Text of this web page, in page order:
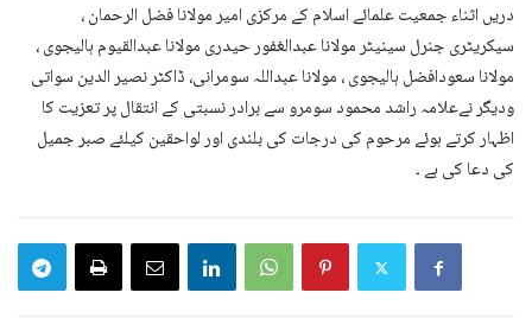
دریں اثناء جمعیت علمائے اسلام کے مرکزی امیر مولانا فضل الرحمان ،
سیکریٹری جنرل سینیٹر مولانا عبدالغفور حیدری مولانا عبدالقیوم ہالیجوی ،
مولانا سعودافضل ہالیجوی ، مولانا عبداللہ سومرانی، ڈاکٹر نصیر الدین سواتی
ودیگر نےعلامہ راشد محمود سومرو سے برادر نسبتی کے انتقال پر تعزیت کا
اظہار کرتے ہوئے مرحوم کی درجات کی بلندی اور لواحقین کیلئے صبر جمیل
کی دعا کی ہے ۔